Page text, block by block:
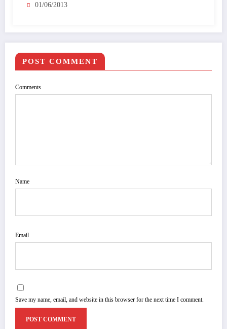
01/06/2013
POST COMMENT
Comments
Name
Email
Save my name, email, and website in this browser for the next time I comment.